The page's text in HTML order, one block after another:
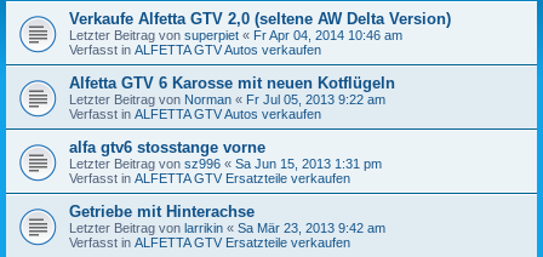
Verkaufe Alfetta GTV 2,0 (seltene AW Delta Version)
Letzter Beitrag von superpiet « Fr Apr 04, 2014 10:46 am
Verfasst in ALFETTA GTV Autos verkaufen
Alfetta GTV 6 Karosse mit neuen Kotflügeln
Letzter Beitrag von Norman « Fr Jul 05, 2013 9:22 am
Verfasst in ALFETTA GTV Autos verkaufen
alfa gtv6 stosstange vorne
Letzter Beitrag von sz996 « Sa Jun 15, 2013 1:31 pm
Verfasst in ALFETTA GTV Ersatzteile verkaufen
Getriebe mit Hinterachse
Letzter Beitrag von larrikin « Sa Mär 23, 2013 9:42 am
Verfasst in ALFETTA GTV Ersatzteile verkaufen